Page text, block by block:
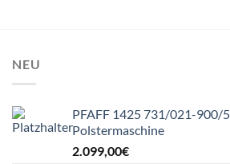
NEU
PFAFF 1425 731/021-900/
Polstermaschine
2.099,00€